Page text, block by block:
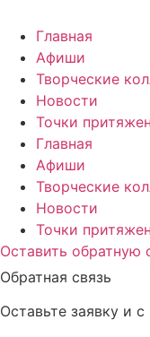
Главная
Афиши
Творческие
Новости
Точки
Главная
Афиши
Творческие
Новости
Точки
Оставить обратную
Обратная связь
Оставьте заявку и